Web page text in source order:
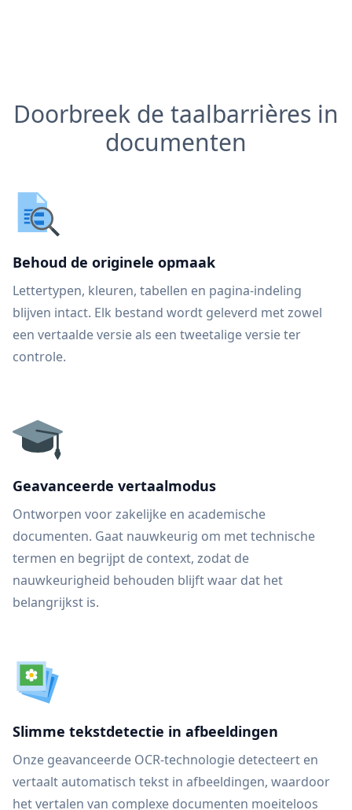
Doorbreek de taalbarrières in
documenten
Behoud de originele opmaak
Lettertypen, kleuren, tabellen en pagina-indeling
blijven intact. Elk bestand wordt geleverd met zowel
een vertaalde versie als een tweetalige versie ter
controle.
Geavanceerde vertaalmodus
Ontworpen voor zakelijke en academische
documenten. Gaat nauwkeurig om met technische
termen en begrijpt de context, zodat de
nauwkeurigheid behouden blijft waar dat het
belangrijkst is.
Slimme tekstdetectie in afbeeldingen
Onze geavanceerde OCR-technologie detecteert en
vertaalt automatisch tekst in afbeeldingen, waardoor
het vertalen van complexe documenten moeiteloos